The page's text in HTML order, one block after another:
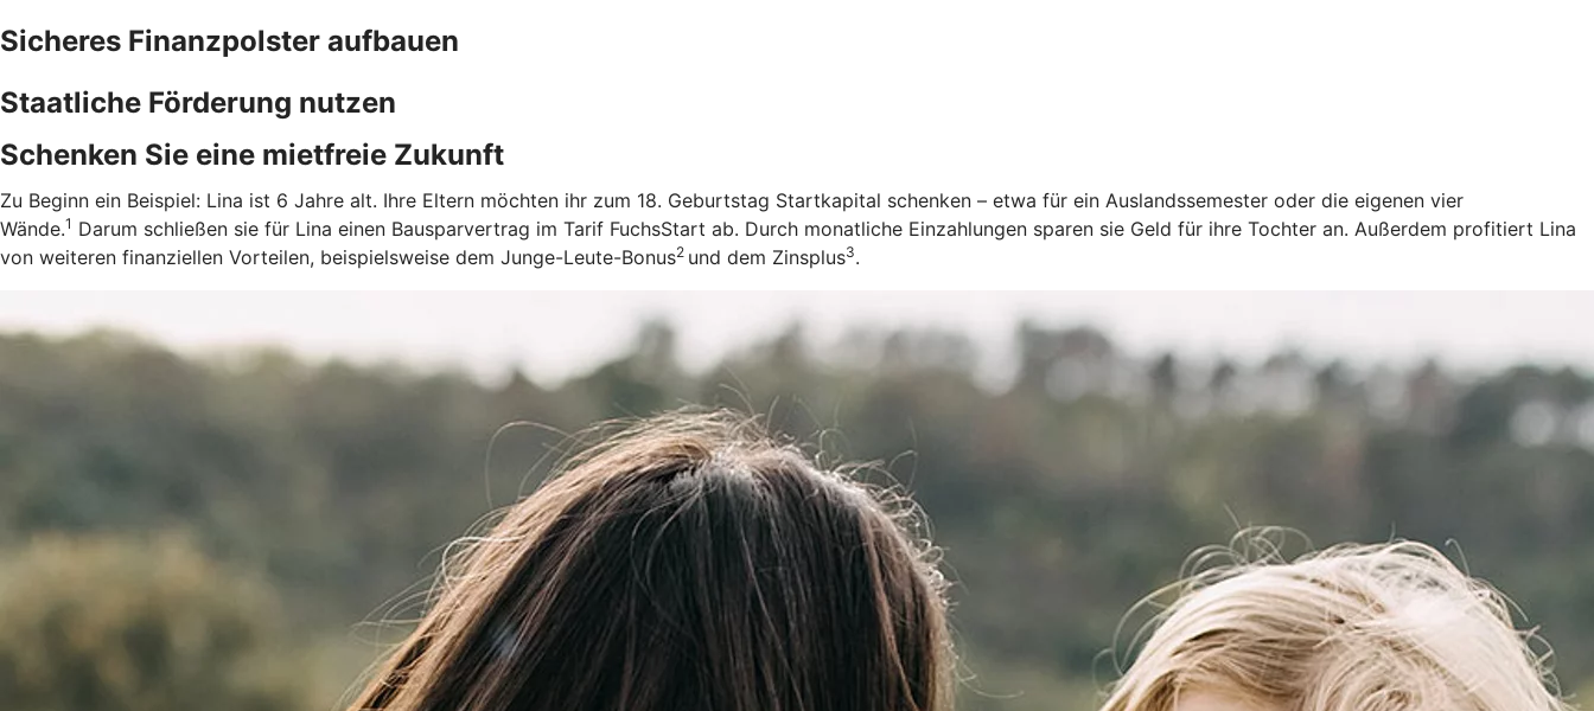
Sicheres Finanzpolster aufbauen
Staatliche Förderung nutzen
Schenken Sie eine mietfreie Zukunft
Zu Beginn ein Beispiel: Lina ist 6 Jahre alt. Ihre Eltern möchten ihr zum 18. Geburtstag Startkapital schenken – etwa für ein Auslandssemester oder die eigenen vier
Wände.1 Darum schließen sie für Lina einen Bausparvertrag im Tarif FuchsStart ab. Durch monatliche Einzahlungen sparen sie Geld für ihre Tochter an. Außerdem profitiert Lina
von weiteren finanziellen Vorteilen, beispielsweise dem Junge-Leute-Bonus2 und dem Zinsplus3.